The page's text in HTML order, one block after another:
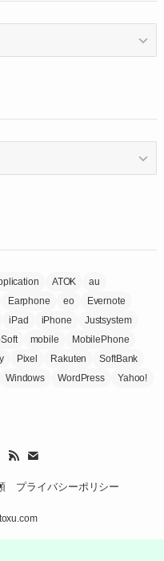
ATOK
au
Earphone eo
Evernote
iPad iPhone
Justsystem
mobile
MobilePhone
Pixel Rakuten
SoftBank
Windows WordPress
Yahoo!
プライバシーポリシー